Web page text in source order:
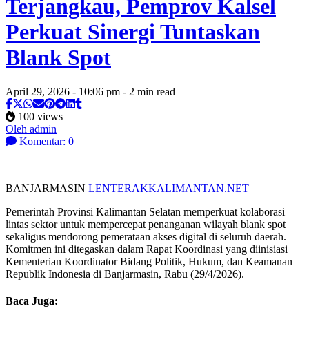
Terjangkau, Pemprov Kalsel
Perkuat Sinergi Tuntaskan
Blank Spot
April 29, 2026 - 10:06 pm - 2 min read
100 views
Oleh admin
Komentar: 0
BANJARMASIN LENTERAKKALIMANTAN.NET
Pemerintah Provinsi Kalimantan Selatan memperkuat kolaborasi
lintas sektor untuk mempercepat penanganan wilayah blank spot
sekaligus mendorong pemerataan akses digital di seluruh daerah.
Komitmen ini ditegaskan dalam Rapat Koordinasi yang diinisiasi
Kementerian Koordinator Bidang Politik, Hukum, dan Keamanan
Republik Indonesia di Banjarmasin, Rabu (29/4/2026).
Baca Juga: